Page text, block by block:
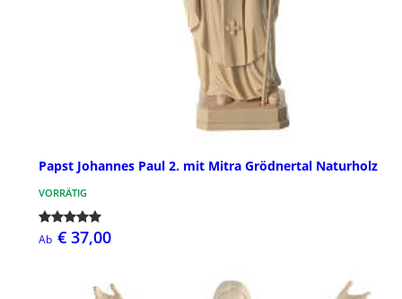
Papst Johannes Paul 2. mit Mitra Grödnertal Naturholz
VORRÄTIG
Ab € 37,00